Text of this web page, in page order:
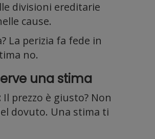
divisioni ereditarie
cause.
La perizia fa fede in
no.
una stima
Il prezzo è giusto? Non
dovuto. Una stima ti
i